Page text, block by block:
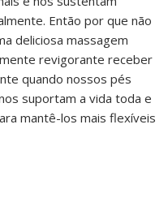
Então por que não
deliciosa massagem
revigorante receber
quando nossos pés
suportam a vida toda e
mantê-los mais flexíveis